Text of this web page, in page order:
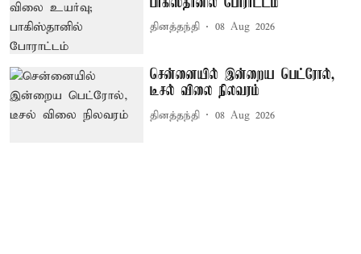
தினத்தந்தி 08 Aug 2026
சென்னையில் இன்றைய பெட்ரோல்,
டீசல் விலை நிலவரம்
தினத்தந்தி 08 Aug 2026